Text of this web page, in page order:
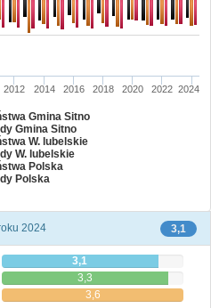
Gmina Sitno
Gmina Sitno
W. lubelskie
W. lubelskie
Polska
Polska
2012 2014 2016 2018 2020 2022 2024
3,1
2024
3,1
3,3
3,6